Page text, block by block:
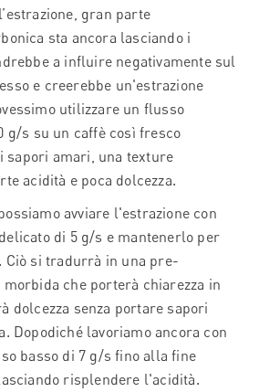
gran parte
sta ancora lasciando i
a influire negativamente sul
e creerebbe un'estrazione
utilizzare un flusso
g/s su un caffè così fresco
sapori amari, una texture
acidità e poca dolcezza.
avviare l'estrazione con
di 5 g/s e mantenerlo per
Ciò si tradurrà in una pre-
che porterà chiarezza in
dolcezza senza portare sapori
Dopodiché lavoriamo ancora con
basso di 7 g/s fino alla fine
risplendere l'acidità.